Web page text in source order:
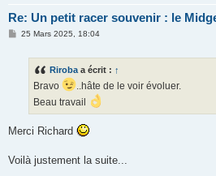
Re: Un petit racer souvenir : le
M25 Mars 2025, 18:04
Riroba a écrit : ↑
Bravo
..hâte de le voir évoluer.
Beau travail
Merci Richard
Voilà justement la suite...